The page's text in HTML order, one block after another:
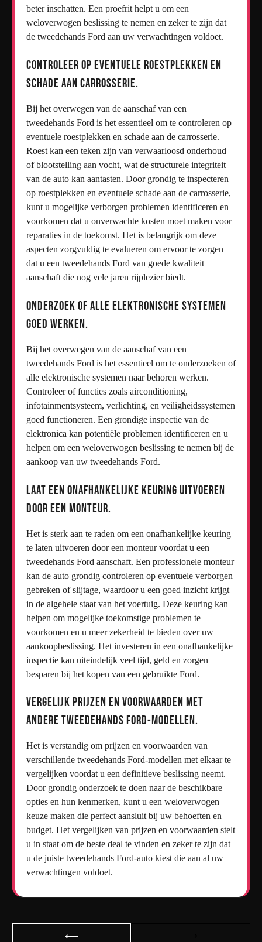
beter inschatten. Een proefrit helpt u om een
weloverwogen beslissing te nemen en zeker te zijn dat
de tweedehands Ford aan uw verwachtingen voldoet.
Controleer op eventuele roestplekken en
schade aan carrosserie.
Bij het overwegen van de aanschaf van een
tweedehands Ford is het essentieel om te controleren op
eventuele roestplekken en schade aan de carrosserie.
Roest kan een teken zijn van verwaarloosd onderhoud
of blootstelling aan vocht, wat de structurele integriteit
van de auto kan aantasten. Door grondig te inspecteren
op roestplekken en eventuele schade aan de carrosserie,
kunt u mogelijke verborgen problemen identificeren en
voorkomen dat u onverwachte kosten moet maken voor
reparaties in de toekomst. Het is belangrijk om deze
aspecten zorgvuldig te evalueren om ervoor te zorgen
dat u een tweedehands Ford van goede kwaliteit
aanschaft die nog vele jaren rijplezier biedt.
Onderzoek of alle elektronische systemen
goed werken.
Bij het overwegen van de aanschaf van een
tweedehands Ford is het essentieel om te onderzoeken of
alle elektronische systemen naar behoren werken.
Controleer of functies zoals airconditioning,
infotainmentsysteem, verlichting, en veiligheidssystemen
goed functioneren. Een grondige inspectie van de
elektronica kan potentiële problemen identificeren en u
helpen om een weloverwogen beslissing te nemen bij de
aankoop van uw tweedehands Ford.
Laat een onafhankelijke keuring uitvoeren
door een monteur.
Het is sterk aan te raden om een onafhankelijke keuring
te laten uitvoeren door een monteur voordat u een
tweedehands Ford aanschaft. Een professionele monteur
kan de auto grondig controleren op eventuele verborgen
gebreken of slijtage, waardoor u een goed inzicht krijgt
in de algehele staat van het voertuig. Deze keuring kan
helpen om mogelijke toekomstige problemen te
voorkomen en u meer zekerheid te bieden over uw
aankoopbeslissing. Het investeren in een onafhankelijke
inspectie kan uiteindelijk veel tijd, geld en zorgen
besparen bij het kopen van een gebruikte Ford.
Vergelijk prijzen en voorwaarden met
andere tweedehands Ford-modellen.
Het is verstandig om prijzen en voorwaarden van
verschillende tweedehands Ford-modellen met elkaar te
vergelijken voordat u een definitieve beslissing neemt.
Door grondig onderzoek te doen naar de beschikbare
opties en hun kenmerken, kunt u een weloverwogen
keuze maken die perfect aansluit bij uw behoeften en
budget. Het vergelijken van prijzen en voorwaarden stelt
u in staat om de beste deal te vinden en zeker te zijn dat
u de juiste tweedehands Ford-auto kiest die aan al uw
verwachtingen voldoet.
⟵